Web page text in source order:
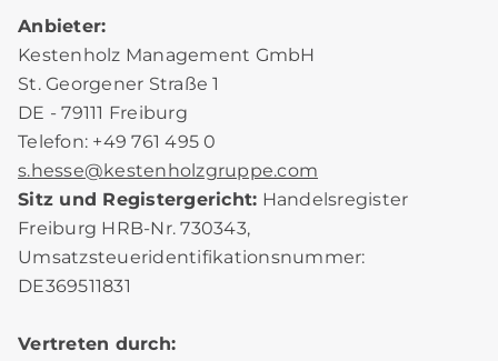
Anbieter:
Kestenholz Management GmbH
St. Georgener Straße 1
DE - 79111 Freiburg
Telefon: +49 761 495 0
s.hesse@kestenholzgruppe.com
Sitz und Registergericht: Handelsregister
Freiburg HRB-Nr. 730343,
Umsatzsteueridentifikationsnummer:
DE369511831
Vertreten durch: